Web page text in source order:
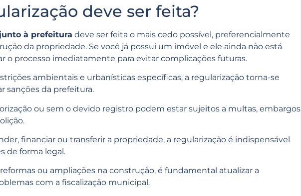
deve ser feita?
à prefeitura deve ser feita o mais cedo possível, preferencialmente
da propriedade. Se você já possui um imóvel e ele ainda não está
o processo imediatamente para evitar complicações futuras.
ambientais e urbanísticas específicas, a regularização torna-se
sanções da prefeitura.
ou sem o devido registro podem estar sujeitos a multas, embargos
financiar ou transferir a propriedade, a regularização é indispensável
de forma legal.
ou ampliações na construção, é fundamental atualizar a
com a fiscalização municipal.